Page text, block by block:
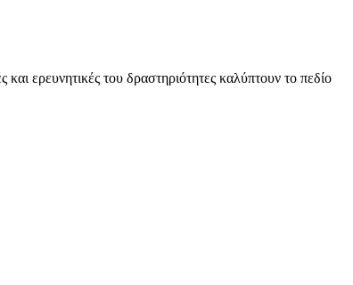
ερευνητικές του δραστηριότητες καλύπτουν το πεδίο